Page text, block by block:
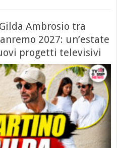
Ambrosio tra
2027: un’estate
progetti televisivi